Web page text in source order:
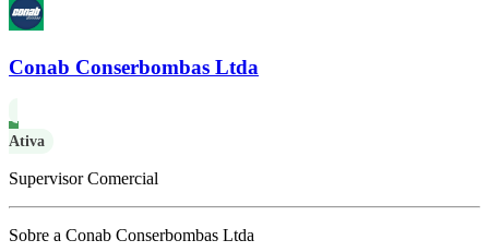
Conab Conserbombas Ltda
Ativa
Supervisor Comercial
Sobre a Conab Conserbombas Ltda